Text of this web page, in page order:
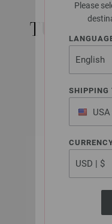
Please
SHIPPING
of